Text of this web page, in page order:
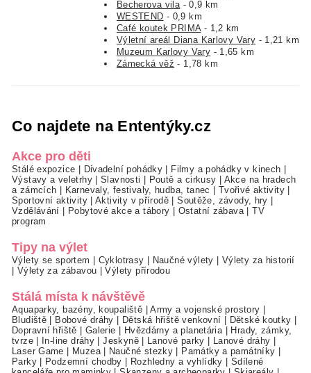
Becherova vila - 0,9 km
WESTEND - 0,9 km
Café koutek PRIMA - 1,2 km
Výletní areál Diana Karlovy Vary - 1,21 km
Muzeum Karlovy Vary - 1,65 km
Zámecká věž - 1,78 km
Co najdete na Ententýky.cz
Akce pro děti
Stálé expozice Divadelní pohádky Filmy a pohádky v kinech
Výstavy a veletrhy|Slavnosti Poutě a cirkusy
Akce na hradech
a zámcích
Karnevaly, festivaly, hudba, tanec Tvořivé aktivity
Sportovní aktivity|Aktivity v přírodě |Soutěže, závody, hry
Vzdělávání
Pobytové akce a tábory Ostatní zábava |TV
program
Tipy na výlet
Výlety se sportem Cyklotrasy Naučné výlety
Výlety za historií
Výlety za zábavou |Výlety přírodou
Stálá místa k návštěvě
Aquaparky, bazény, koupaliště |Army a vojenské prostory
Bludiště
Bobové dráhy Dětská hřiště venkovní Dětské koutky
Dopravní hřiště
Galerie Hvězdárny a planetária
Hrady, zámky,
tvrze| In-line dráhy |Jeskyně| Lanové parky Lanové dráhy
Laser Game
Muzea| Naučné stezky Památky a památníky
Parky| Podzemní chodby Rozhledny a vyhlídky
Sdílené